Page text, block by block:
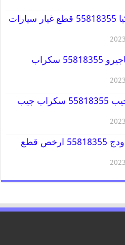
قطع غيار كيا 55818355 قطع غيار سيارات
قطع غيار باجيرو 55818355 سكراب
قطع غيار جيب 55818355 سكراب جيب
قطع غيار دودج 55818355 ارخص قطع